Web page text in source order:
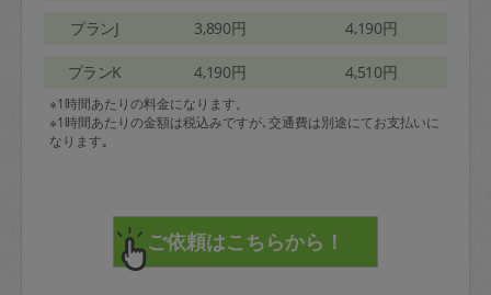
プランJ 3,890円 4,190円
プランK 4,190円 4,510円
※1時間あたりの料金になります。
※1時間あたりの金額は税込みですが､交通費は別途にてお支払いに
なります｡